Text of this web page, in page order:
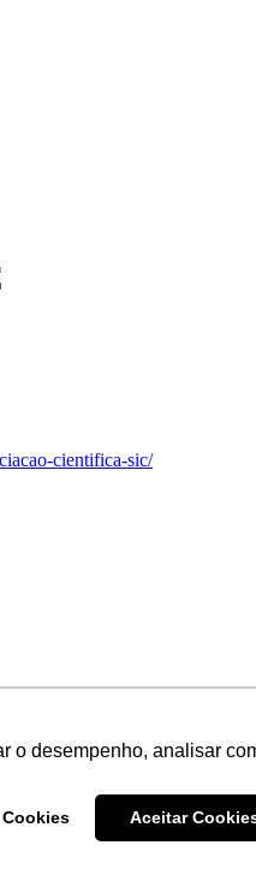
desempenho, analisar
Aceitar
cientifica-sic/